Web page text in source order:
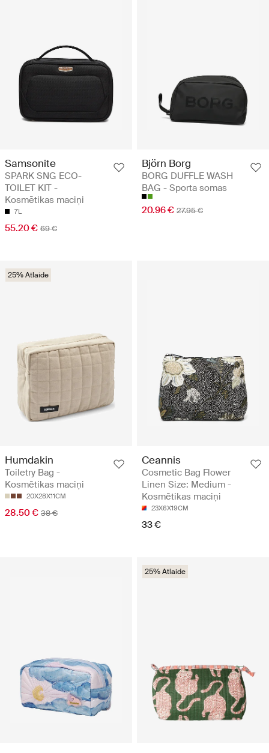
Samsonite
SPARK SNG ECO-
TOILET KIT -
Kosmētikas maciņi
7L
55.20 € 69 €
Björn Borg
BORG DUFFLE WASH
BAG - Sporta somas
20.96 € 27.95 €
25% Atlaide
Humdakin
Toiletry Bag -
Kosmētikas maciņi
20X28X11CM
28.50 € 38 €
Ceannis
Cosmetic Bag Flower
Linen Size: Medium -
Kosmētikas maciņi
23X6X19CM
33 €
25% Atlaide